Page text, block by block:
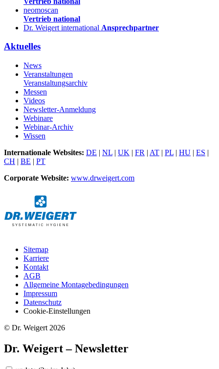
neomoscan
Vertrieb national
Dr. Weigert international Ansprechpartner
Aktuelles
News
Veranstaltungen
Veranstaltungsarchiv
Messen
Videos
Newsletter-Anmeldung
Webinare
Webinar-Archiv
Wissen
Internationale Websites: DE | NL | UK | FR | AT | PL | HU | ES |
CH | BE | PT
Corporate Website: www.drweigert.com
Sitemap
Karriere
Kontakt
AGB
Allgemeine Montagebedingungen
Impressum
Datenschutz
Cookie-Einstellungen
© Dr. Weigert 2026
Dr. Weigert – Newsletter